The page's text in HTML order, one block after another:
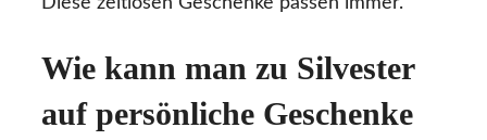
Wie kann man zu Silvester
auf persönliche Geschenke